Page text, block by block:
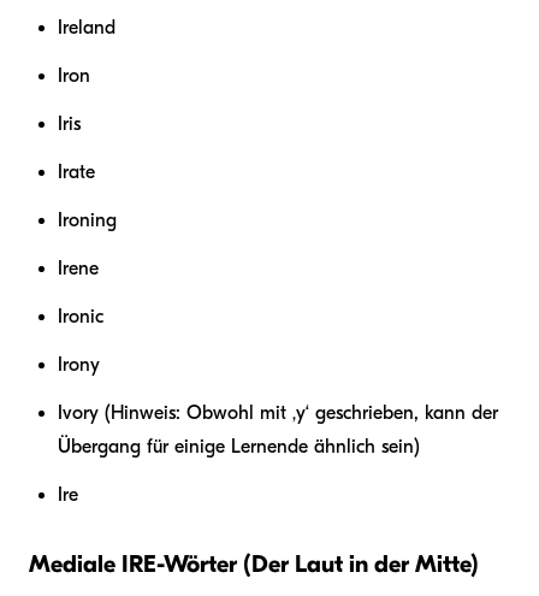
Ireland
Iron
Iris
Irate
Ironing
Irene
Ironic
Irony
Ivory (Hinweis: Obwohl mit ‚y‘ geschrieben, kann der
Übergang für einige Lernende ähnlich sein)
Ire
Mediale IRE-Wörter (Der Laut in der Mitte)